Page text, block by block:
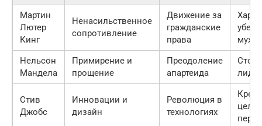
Мартин
Лютер
Кинг
Ненасильственное
сопротивление
Движение за
гражданские
права
Нельсон
Мандела
Примирение и
прощение
Преодоление
апартеида
Стив
Джобс
Инновации и
дизайн
Революция в
технологиях